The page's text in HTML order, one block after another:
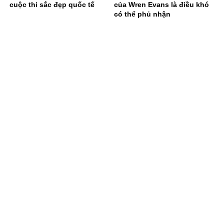
cuộc thi sắc đẹp quốc tế
của Wren Evans là điều khó
có thể phủ nhận